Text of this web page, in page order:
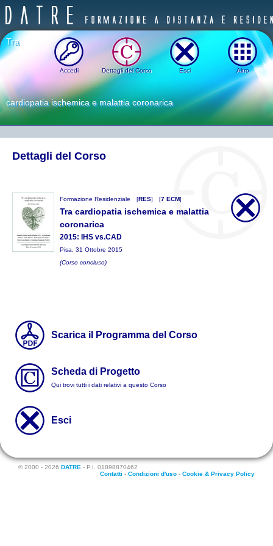
Accedi Dettagli del Corso Esci Altro
Tra
cardiopatia ischemica e malattia coronarica
Dettagli del Corso
Formazione Residenziale [RES] [7 ECM]
Tra cardiopatia ischemica e malattia
coronarica
2015: IHS vs.CAD
Pisa, 31 Ottobre 2015
(Corso concluso)
Scarica il Programma del Corso
Scheda di Progetto
Qui trovi tutti i dati relativi a questo Corso
Esci
© 2000 - 2026 DATRE - P.I. 01898870462
Contatti - Condizioni d'uso - Cookie & Privacy Policy